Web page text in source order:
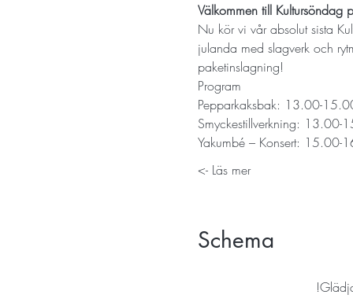
Välkommen till Kultursöndag
Nu kör vi vår absolut sista
julanda med slagverk och
paketinslagning!
Program
Pepparkaksbak: 13.00-
Smyckestillverkning: 13.00-
Yakumbé – Konsert: 15.00-
Läs mer ->
Schema